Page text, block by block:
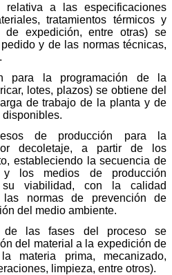
relativa a las especificaciones
tratamientos térmicos y
de expedición, entre otras) se
y de las normas técnicas,
para la programación de la
lotes, plazos) se obtiene del
de trabajo de la planta y de
disponibles.
de producción para la
decoletaje, a partir de los
estableciendo la secuencia de
y los medios de producción
su viabilidad, con la calidad
las normas de prevención de
del medio ambiente.
de las fases del proceso se
del material a la expedición de
materia prima, mecanizado,
limpieza, entre otros).